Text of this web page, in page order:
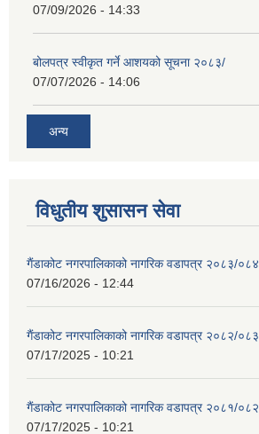
07/09/2026 - 14:33
बोलपत्र स्वीकृत गर्ने आशयको सूचना २०८३/
07/07/2026 - 14:06
अन्य
विधुतीय शुसासन सेवा
गैंडाकोट नगरपालिकाको नागरिक वडापत्र २०८३/०८४
07/16/2026 - 12:44
गैंडाकोट नगरपालिकाको नागरिक वडापत्र २०८२/०८३
07/17/2025 - 10:21
गैंडाकोट नगरपालिकाको नागरिक वडापत्र २०८१/०८२
07/17/2025 - 10:21